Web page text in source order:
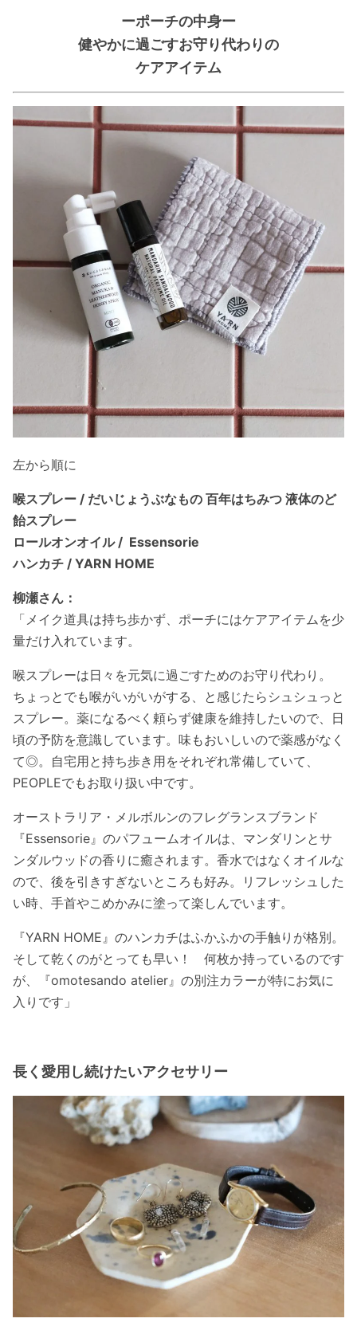
ーポーチの中身ー
健やかに過ごすお守り代わりの
ケアアイテム
左から順に
喉スプレー / だいじょうぶなもの 百年はちみつ 液体のど
飴スプレー
ロールオンオイル / Essensorie
ハンカチ / YARN HOME
柳瀬さん：
「メイク道具は持ち歩かず、ポーチにはケアアイテムを少
量だけ入れています。
喉スプレーは日々を元気に過ごすためのお守り代わり。
ちょっとでも喉がいがいがする、と感じたらシュシュっと
スプレー。薬になるべく頼らず健康を維持したいので、日
頃の予防を意識しています。味もおいしいので薬感がなく
て◎。自宅用と持ち歩き用をそれぞれ常備していて、
PEOPLEでもお取り扱い中です。
オーストラリア・メルボルンのフレグランスブランド
『Essensorie』のパフュームオイルは、マンダリンとサ
ンダルウッドの香りに癒されます。香水ではなくオイルな
ので、後を引きすぎないところも好み。リフレッシュした
い時、手首やこめかみに塗って楽しんでいます。
『YARN HOME』のハンカチはふかふかの手触りが格別。
そして乾くのがとっても早い！ 何枚か持っているのです
が、『omotesando atelier』の別注カラーが特にお気に
入りです」
長く愛用し続けたいアクセサリー